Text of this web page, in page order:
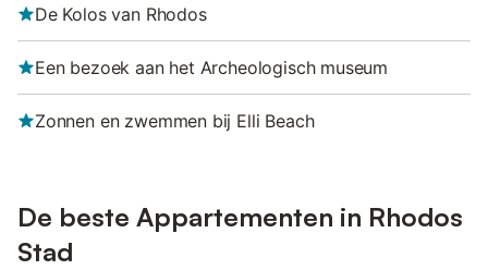
De Kolos van Rhodos
Een bezoek aan het Archeologisch museum
Zonnen en zwemmen bij Elli Beach
De beste Appartementen in Rhodos
Stad